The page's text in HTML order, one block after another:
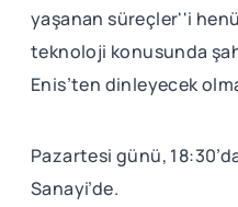
yaşanan süreçler''i
teknoloji konusunda
Enis’ten dinleyecek
Pazartesi günü,
Sanayi’de.